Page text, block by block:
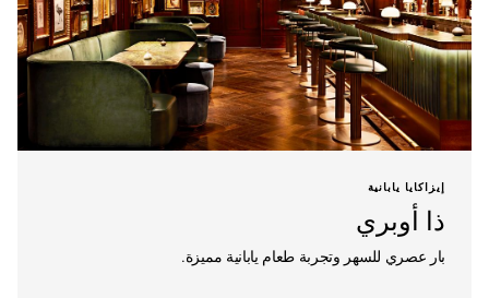
إيزاكايا يابانية
ذا أوبري
بار عصري للسهر وتجربة طعام يابانية مميزة.